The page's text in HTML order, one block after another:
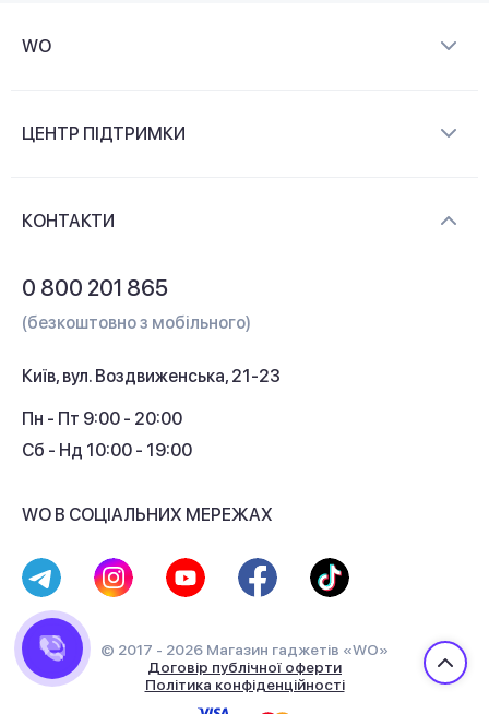
WO
Контакти
ЦЕНТР ПІДТРИМКИ
Кешбек
КОНТАКТИ
0 800 201 865
(безкоштовно з мобільного)
Київ, вул. Воздвиженська, 21-23
Пн - Пт 9:00 - 20:00
Сб - Нд 10:00 - 19:00
WO В СОЦІАЛЬНИХ МЕРЕЖАХ
© 2017 - 2026 Магазин гаджетів «WO»
Договір публічної оферти
Політика конфіденційності